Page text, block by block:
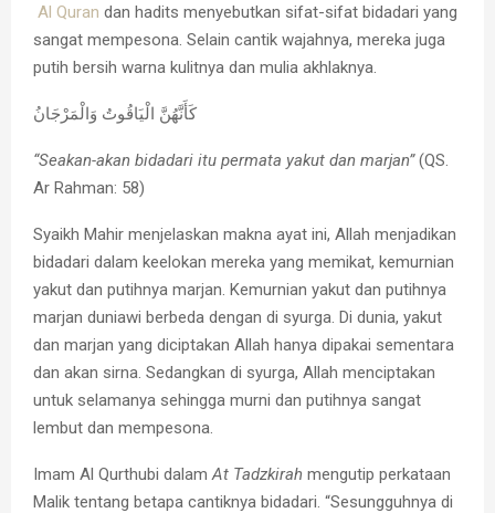
Al Quran dan hadits menyebutkan sifat-sifat bidadari yang
sangat mempesona. Selain cantik wajahnya, mereka juga
putih bersih warna kulitnya dan mulia akhlaknya.
كَأَنَّهُنَّ الْيَاقُوتُ وَالْمَرْجَانُ
“Seakan-akan bidadari itu permata yakut dan marjan”(QS.
Ar Rahman: 58)
Syaikh Mahir menjelaskan makna ayat ini, Allah menjadikan
bidadari dalam keelokan mereka yang memikat, kemurnian
yakut dan putihnya marjan. Kemurnian yakut dan putihnya
marjan duniawi berbeda dengan di syurga. Di dunia, yakut
dan marjan yang diciptakan Allah hanya dipakai sementara
dan akan sirna. Sedangkan di syurga, Allah menciptakan
untuk selamanya sehingga murni dan putihnya sangat
lembut dan mempesona.
Imam Al Qurthubi dalam At Tadzkirah mengutip perkataan
Malik tentang betapa cantiknya bidadari. “Sesungguhnya di